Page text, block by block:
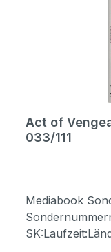
Act of
033/111
Mediabook